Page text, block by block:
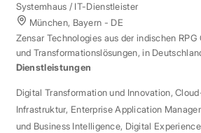
Systemhaus / IT-Dienstleister
München, Bayern - DE
Zensar Technologies aus der indischen
und Transformationslösungen, in
Dienstleistungen
Digital Transformation und Innovation,
Infrastruktur, Enterprise Application
und Business Intelligence, Digital